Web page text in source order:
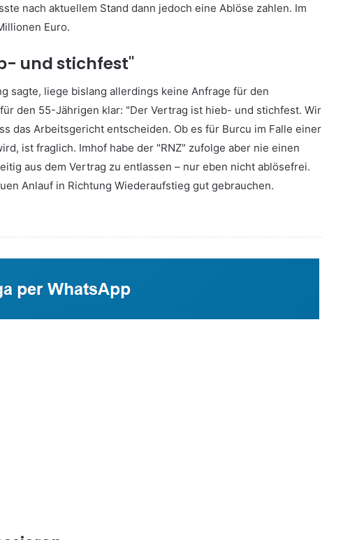
nach aktuellem Stand dann jedoch eine Ablöse zahlen. Im
Euro.
und stichfest"
sagte, liege bislang allerdings keine Anfrage für den
den 55-Jährigen klar: "Der Vertrag ist hieb- und stichfest. Wir
das Arbeitsgericht entscheiden. Ob es für Burcu im Falle einer
ist fraglich. Imhof habe der "RNZ" zufolge aber nie einen
aus dem Vertrag zu entlassen – nur eben nicht ablösefrei.
Anlauf in Richtung Wiederaufstieg gut gebrauchen.